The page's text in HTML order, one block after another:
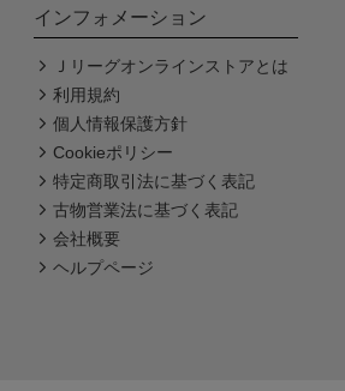
インフォメーション
Ｊリーグオンラインストアとは
利用規約
個人情報保護方針
Cookieポリシー
特定商取引法に基づく表記
古物営業法に基づく表記
会社概要
ヘルプページ